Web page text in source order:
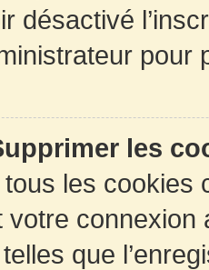
désactivé
les
les cookies
votre
que